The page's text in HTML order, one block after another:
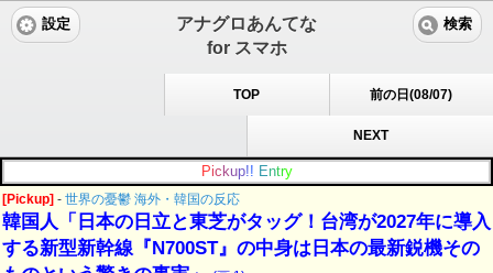
アナグロあんてな
for スマホ
設定 検索
TOP 前の日(08/07)
NEXT
Pic kup!! Entry
[Pickup] - 世界の憂鬱 海外・韓国の反応
韓国人「日本の日立と東芝がタッグ！台湾が2027年に導入
する新型新幹線『N700ST』の中身は日本の最新鋭機その